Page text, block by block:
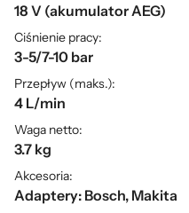
18 V (akumulator AEG)
Ciśnienie pracy:
3-5/7-10 bar
Przepływ (maks.):
4 L/min
Waga netto:
3.7 kg
Akcesoria:
Adaptery: Bosch, Makita